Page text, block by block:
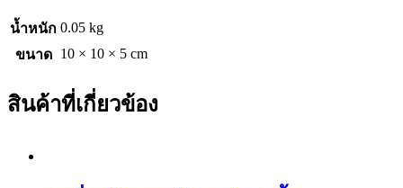
น้ำหนัก 0.05 kg
ขนาด
10 × 10 × 5 cm
สินค้าที่เกี่ยวข้อง